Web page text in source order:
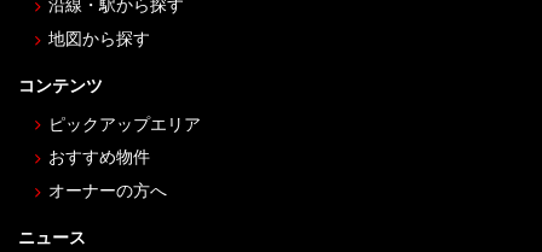
沿線・駅から探す
地図から探す
コンテンツ
ピックアップエリア
おすすめ物件
オーナーの方へ
ニュース